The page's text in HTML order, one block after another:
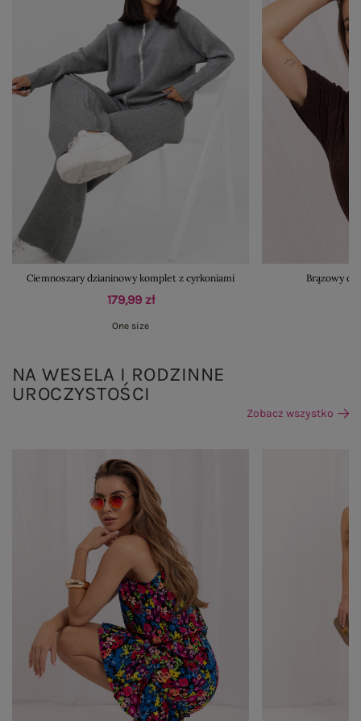
Ciemnoszary dzianinowy komplet z cyrkoniami
179,99 zł
One size
Brązowy
NA WESELA I RODZINNE
UROCZYSTOŚCI
Zobacz wszystko